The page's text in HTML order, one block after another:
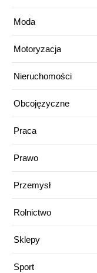
Moda
Motoryzacja
Nieruchomości
Obcojęzyczne
Praca
Prawo
Przemysł
Rolnictwo
Sklepy
Sport